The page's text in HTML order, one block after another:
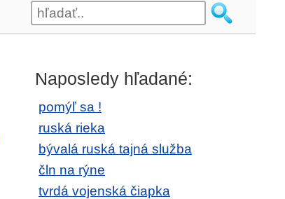
Naposledy hľadané:
pomýľ sa !
ruská rieka
bývalá ruská tajná služba
čln na rýne
tvrdá vojenská čiapka